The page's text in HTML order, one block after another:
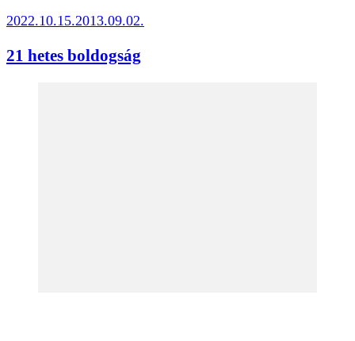
2022.10.15.2013.09.02.
21 hetes boldogság